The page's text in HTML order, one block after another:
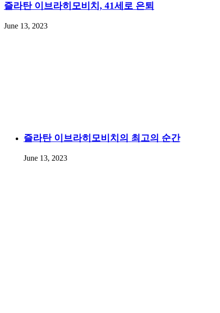
즐라탄 이브라히모비치, 41세로 은퇴
June 13, 2023
즐라탄 이브라히모비치의 최고의 순간
June 13, 2023